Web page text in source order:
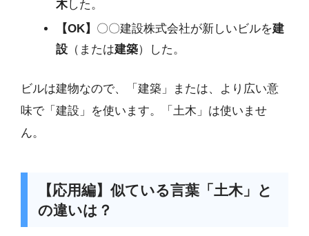
木した。
【OK】 〇〇建設株式会社が新しいビルを建
設 （または建築）した。
ビルは建物なので、「建築」または、より広い意
味で「建設」を使います。「土木」は使いませ
ん。
【応用編】似ている言葉「土木」と
の違いは？